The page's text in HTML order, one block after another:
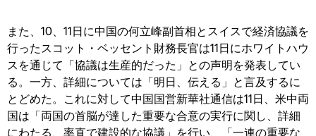
また、10、11日に中国の何立峰副首相とスイスで経済協議を
行ったスコット・ベッセント財務長官は11日にホワイトハウ
スを通じて「協議は生産的だった」との声明を発表してい
る。一方、詳細については「明日、伝える」と言及するに
とどめた。これに対して中国国営新華社通信は11日、米中両
国は「両国の首脳が達した重要な合意の実行に関し、詳細
にわたる、率直で建設的な協議」を行い、「一連の重要な